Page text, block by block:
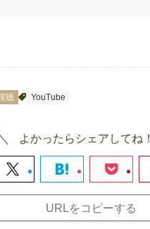
聴 YouTube
よかったらシェアしてね！
URLをコピーする